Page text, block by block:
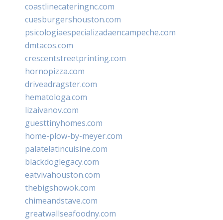
coastlinecateringnc.com
cuesburgershouston.com
psicologiaespecializadaencampeche.com
dmtacos.com
crescentstreetprinting.com
hornopizza.com
driveadragster.com
hematologa.com
lizaivanov.com
guesttinyhomes.com
home-plow-by-meyer.com
palatelatincuisine.com
blackdoglegacy.com
eatvivahouston.com
thebigshowok.com
chimeandstave.com
greatwallseafoodny.com